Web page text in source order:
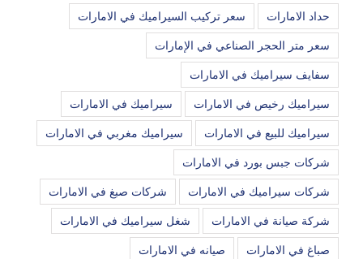
حداد الامارات سعر تركيب السيراميك في الامارات
سعر متر الحجر الصناعي في الإمارات
سفايف سيراميك في الامارات
سيراميك رخيص في الامارات سيراميك في الامارات
سيراميك للبيع في الامارات سيراميك مغربي في الامارات
شركات جبس بورد في الامارات
شركات سيراميك في الامارات شركات صبغ في الامارات
شركة صيانة في الامارات شغل سيراميك في الامارات
صباغ في الامارات صيانه في الامارات